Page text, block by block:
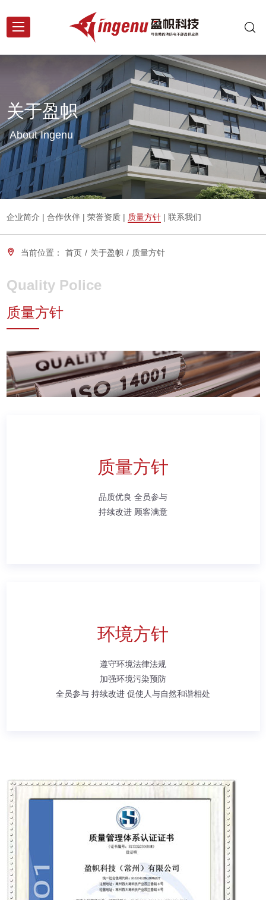
关于盈帜
About Ingenu
企业简介 | 合作伙伴| 荣誉资质| 质量方针| 联系我们
当前位置： 首页 / 关于盈帜 / 质量方针
Quality Police
质量方针
质量方针
品质优良 全员参与
持续改进 顾客满意
环境方针
遵守环境法律法规
加强环境污染预防
全员参与 持续改进 促使人与自然和谐相处